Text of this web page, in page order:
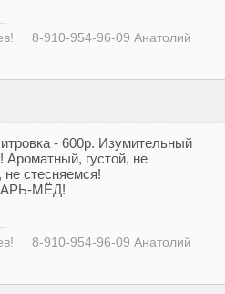
8-910-954-96-09 Анатолий
- 600р. Изумительный
Ароматный, густой, не
стесняемся!
МЁД!
8-910-954-96-09 Анатолий